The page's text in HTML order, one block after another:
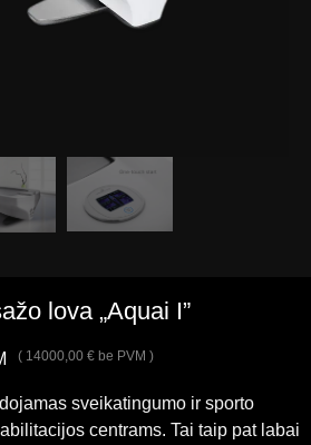
lova „Aquai I”
( 14000,00 € be PVM )
sveikatingumo ir sporto
centrams. Tai taip pat labai